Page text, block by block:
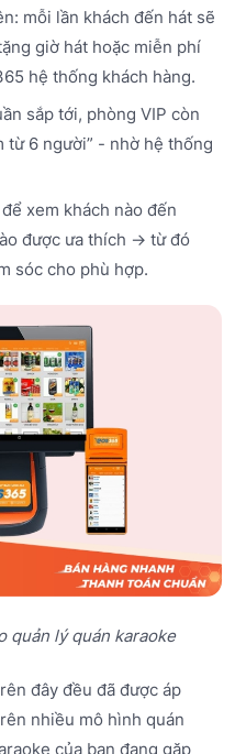
mỗi lần khách đến hát sẽ
giờ hát hoặc miễn phí
hệ thống khách hàng.
sắp tới, phòng VIP còn
từ 6 người” - nhờ hệ thống
xem khách nào đến
được ưa thích → từ đó
sóc cho phù hợp.
quản lý quán karaoke
đây đều đã được áp
nhiều mô hình quán
của bạn đang gặp